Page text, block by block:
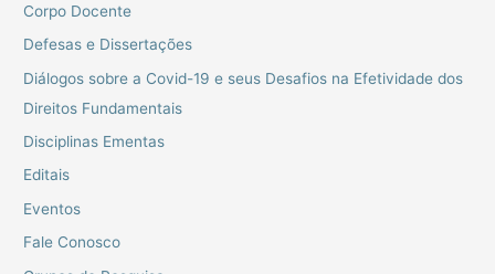
Corpo Docente
Defesas e Dissertações
Diálogos sobre a Covid-19 e seus Desafios na Efetividade dos
Direitos Fundamentais
Disciplinas Ementas
Editais
Eventos
Fale Conosco